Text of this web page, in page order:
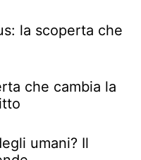
la scoperta che
che cambia la
umani? Il